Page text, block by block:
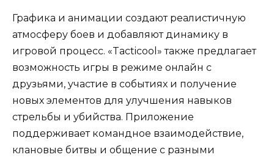
Графика и анимации создают реалистичную
атмосферу боев и добавляют динамику в
игровой процесс. «Tacticool» также предлагает
возможность игры в режиме онлайн с
друзьями, участие в событиях и получение
новых элементов для улучшения навыков
стрельбы и убийства. Приложение
поддерживает командное взаимодействие,
клановые битвы и общение с разными